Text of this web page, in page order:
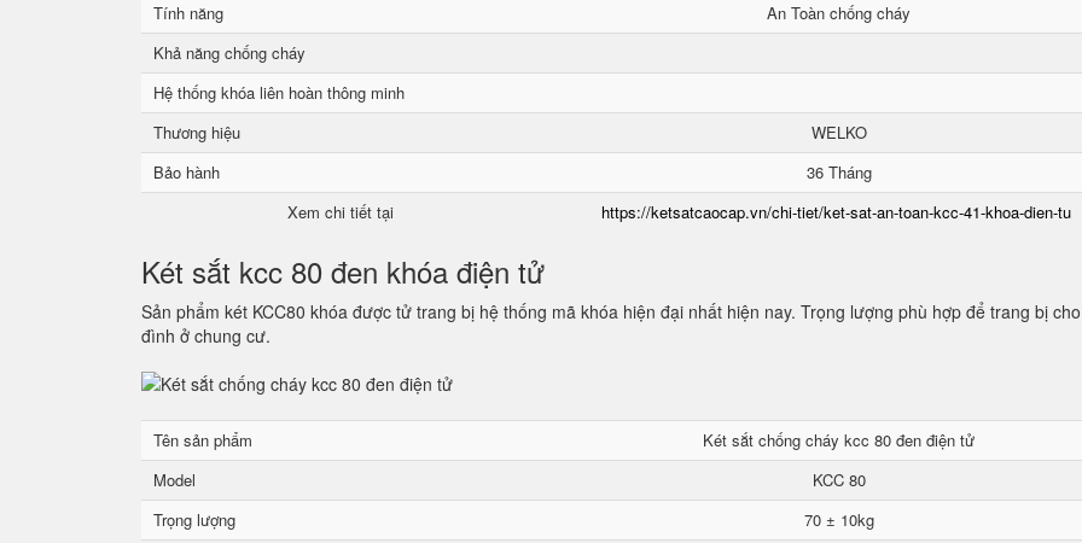
Tính năng
An Toàn chống cháy
Khả năng chống cháy
Hệ thống khóa liên hoàn thông minh
Thương hiệu
WELKO
Bảo hành
36 Tháng
Xem chi tiết tại
https://ketsatcaocap.vn/chi-tiet/ket-sat-an-toan-kcc-41-khoa-dien-tu
Két sắt kcc 80 đen khóa điện tử
Sản phẩm két KCC80 khóa được tử trang bị hệ thống mã khóa hiện đại nhất hiện nay. Trọng lượng phù hợp để trang bị
đình ở chung cư.
Tên sản phẩm
Két sắt chống cháy kcc 80 đen điện tử
Model
KCC 80
Trọng lượng
70 ± 10kg